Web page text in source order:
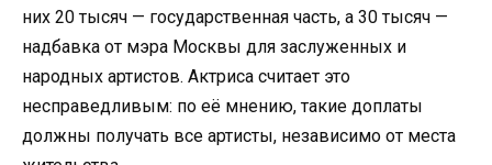
них 20 тысяч — государственная часть, а 30 тысяч —
надбавка от мэра Москвы для заслуженных и
народных артистов. Актриса считает это
несправедливым: по её мнению, такие доплаты
должны получать все артисты, независимо от места